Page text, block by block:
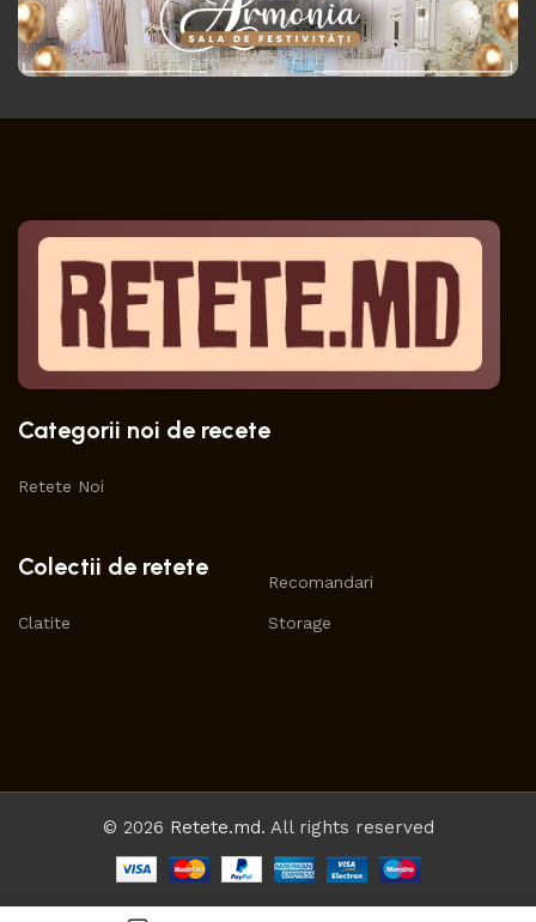
Categorii noi de recete
Retete Noi
Colectii de retete
Clatite
Recomandari
Storage
© 2026 Retete.md. All rights reserved